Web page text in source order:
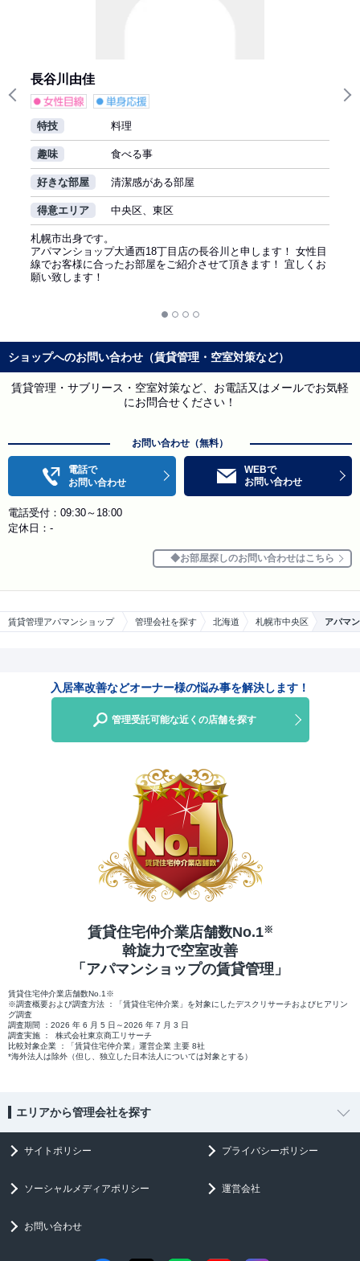
賃貸管理アパマンショップ 管理会社を探す 北海道 札幌市中央区 アパマ
Previous
長谷川由佳
特技 料理
趣味 食べる事
好きな部屋 清潔感がある部屋
得意エリア 中央区、東区
札幌市出身です。
アパマンショップ大通西18丁目店の長谷川と申します！ 女性目
線でお客様に合ったお部屋をご紹介させて頂きます！ 宜しくお
願い致します！
ショップへのお問い合わせ（賃貸管理・空室対策など）
賃貸管理・サブリース・空室対策など、お電話又はメールでお気軽
にお問合せください！
お問い合わせ（無料）
電話で
お問い合わせ
WEBで
お問い合わせ
電話受付：09:30～18:00
定休日：-
お部屋探しのお問い合わせはこちら
入居率改善などオーナー様の悩み事を解決します！
管理受託可能な近くの店舗を探す
賃貸住宅仲介業店舗数No.1※
斡旋力で空室改善
「アパマンショップの賃貸管理」
賃貸住宅仲介業店舗数No.1※
※調査概要および調査方法 ：「賃貸住宅仲介業」を対象にしたデスクリサーチおよびヒアリン
グ調査
調査期間 ：2026 年 6 月 5 日～2026 年 7 月 3 日
調査実施 ： 株式会社東京商工リサーチ
比較対象企業 ：「賃貸住宅仲介業」運営企業 主要 8社
*海外法人は除外（但し、独立した日本法人については対象とする）
エリアから管理会社を探す
サイトポリシー プライバシーポリシー
ソーシャルメディアポリシー 運営会社
お問い合わせ